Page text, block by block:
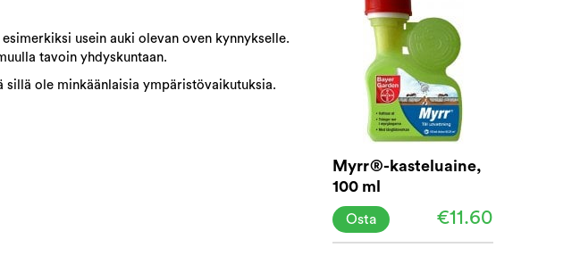
Myrr®-kasteluaine,
100 ml
€11.60
Osta
usein auki olevan oven kynnykselle.
tavoin yhdyskuntaan.
sillä ole minkäänlaisia ympäristövaikutuksia.